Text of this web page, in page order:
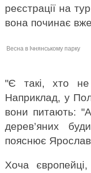
реєстрації на
вона починає
Весна в Ічнянському парку
"Є такі, хто
Наприклад, у
вони питають:
дерев’яних
пояснює
Хоча